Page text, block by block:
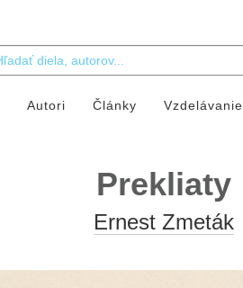
Autori Články Vzdelávanie
Prekliaty
Ernest Zmeták